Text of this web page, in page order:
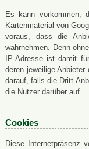
Es kann vorkommen,
Kartenmaterial von
voraus, dass die
wahrnehmen. Denn
IP-Adresse ist damit
deren jeweilige
darauf, falls die Dritt-
die Nutzer darüber auf.
Cookies
Diese Internetpräsenz